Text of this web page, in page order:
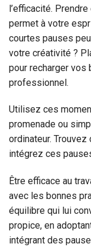
l’efficacité.
permet à votre
courtes pauses
votre créativité ?
pour recharger vos
professionnel.
Utilisez ces
promenade ou
ordinateur.
intégrez ces
Être efficace au
avec les bonnes
équilibre qui lui
propice, en
intégrant des